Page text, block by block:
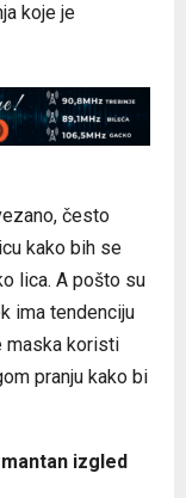
koje je
često
kako bih se
lica. A pošto su
ima tendenciju
maska koristi
pranju kako bi
izgled